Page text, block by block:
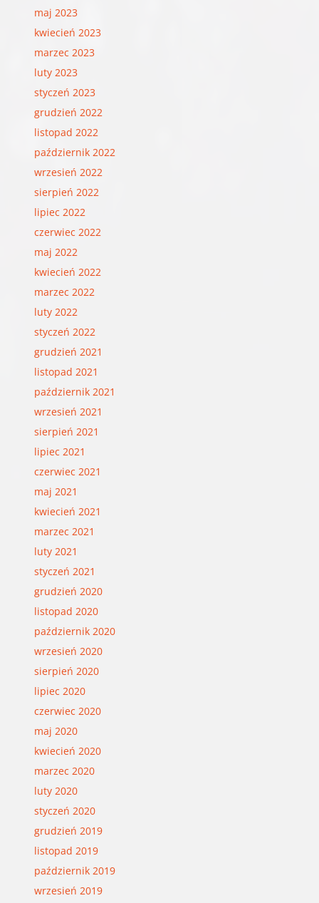
maj 2023
kwiecień 2023
marzec 2023
luty 2023
styczeń 2023
grudzień 2022
listopad 2022
październik 2022
wrzesień 2022
sierpień 2022
lipiec 2022
czerwiec 2022
maj 2022
kwiecień 2022
marzec 2022
luty 2022
styczeń 2022
grudzień 2021
listopad 2021
październik 2021
wrzesień 2021
sierpień 2021
lipiec 2021
czerwiec 2021
maj 2021
kwiecień 2021
marzec 2021
luty 2021
styczeń 2021
grudzień 2020
listopad 2020
październik 2020
wrzesień 2020
sierpień 2020
lipiec 2020
czerwiec 2020
maj 2020
kwiecień 2020
marzec 2020
luty 2020
styczeń 2020
grudzień 2019
listopad 2019
październik 2019
wrzesień 2019